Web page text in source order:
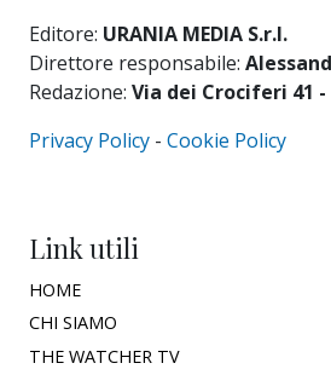
Editore: URANIA MEDIA S.r.l.
Direttore responsabile:
Redazione: Via dei Crociferi 41 -
Privacy Policy - Cookie Policy
Link utili
HOME
CHI SIAMO
THE WATCHER TV